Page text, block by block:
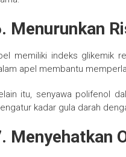
Menurunkan
memiliki indeks glikemik
apel membantu
itu, senyawa polifenol
kadar gula darah
Menyehatkan